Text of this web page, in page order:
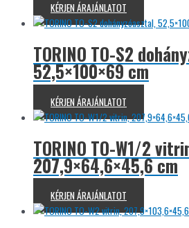
KÉRJEN ÁRAJÁNLATOT
TORINO TO-S2
52,5×100×69 cm
KÉRJEN ÁRAJÁNLATOT
TORINO TO-W1/2
207,9×64,6×45,6 cm
KÉRJEN ÁRAJÁNLATOT